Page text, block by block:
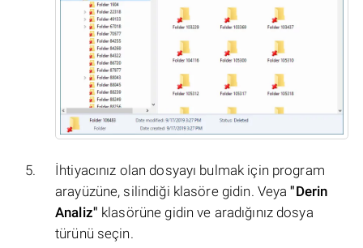
İhtiyacınız olan dosyayı bulmak için program
arayüzüne, silindiği klasöre gidin. Veya"Derin
Analiz" klasörüne gidin ve aradığınız dosya
türünü seçin.